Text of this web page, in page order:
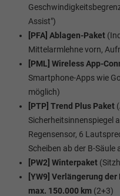
Assist")
[PFA] Ablagen-Paket
Mittelarmlehne vorn,
[PML] Wireless App-
Smartphone-Apps wie
möglich)
[PTP] Trend Plus Paket
Sicherheitsinnenspiegel
Regensensor, 6
Scheiben ab der B-
[PW2] Winterpaket
[YW9] Verlängerung
max. 150.000 km (2+3)